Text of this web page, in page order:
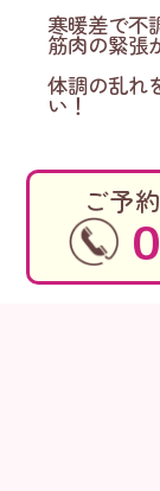
寒暖差で不
筋肉の緊張
体調の乱れ
い！
ご予